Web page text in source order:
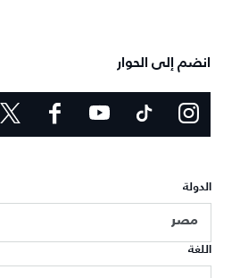
انضم إلى الحوار
الدولة
مصر
اللغة